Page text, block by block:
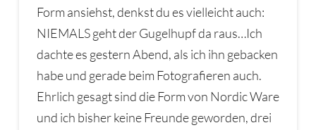
Form ansiehst, denkst du es vielleicht auch:
NIEMALS geht der Gugelhupf da raus…Ich
dachte es gestern Abend, als ich ihn gebacken
habe und gerade beim Fotografieren auch.
Ehrlich gesagt sind die Form von Nordic Ware
und ich bisher keine Freunde geworden, drei